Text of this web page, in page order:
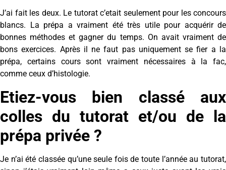
J’ai fait les deux. Le tutorat c’etait seulement pour les concours
blancs. La prépa a vraiment été très utile pour acquérir de
bonnes méthodes et gagner du temps. On avait vraiment de
bons exercices. Après il ne faut pas uniquement se fier a la
prépa, certains cours sont vraiment nécessaires à la fac,
comme ceux d’histologie.
Etiez-vous bien classé aux
colles du tutorat et/ou de la
prépa privée ?
Je n’ai été classée qu’une seule fois de toute l’année au tutorat,